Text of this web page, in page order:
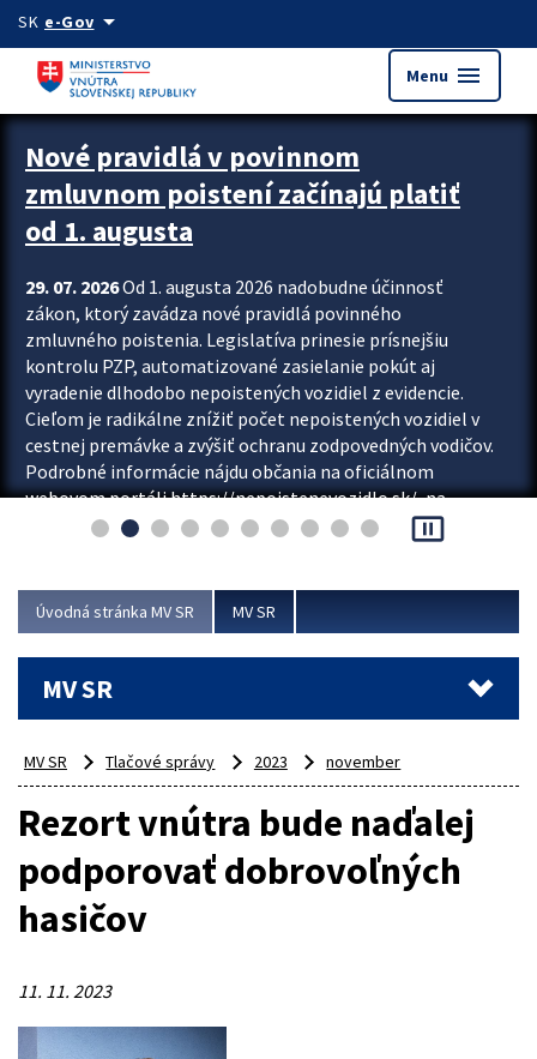
Preskocit na hlavný obsah
SK e-Govarrow_drop_down
Menu menu
Zastavit automatický posun upútavok
Nové pravidlá v povinnom
zmluvnom poistení začínajú platiť
od 1. augusta
29. 07. 2026Od 1. augusta 2026 nadobudne účinnosť
zákon, ktorý zavádza nové pravidlá povinného
zmluvného poistenia. Legislatíva prinesie prísnejšiu
kontrolu PZP, automatizované zasielanie pokút aj
vyradenie dlhodobo nepoistených vozidiel z evidencie.
Cieľom je radikálne znížiť počet nepoistených vozidiel v
cestnej premávke a zvýšiť ochranu zodpovedných vodičov.
Podrobné informácie nájdu občania na oficiálnom
webovom portáli https://nepoistenevozidlo.sk/, na
ktorom od augusta pribudne aj možnosť overiť si...
pause_presentation
Úvodná stránka MV SR MV SR
MV SR
MV SR Tlačové správy 2023 november
Rezort vnútra bude naďalej
podporovať dobrovoľných
hasičov
11. 11. 2023